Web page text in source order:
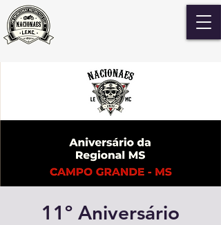
11º Aniversário